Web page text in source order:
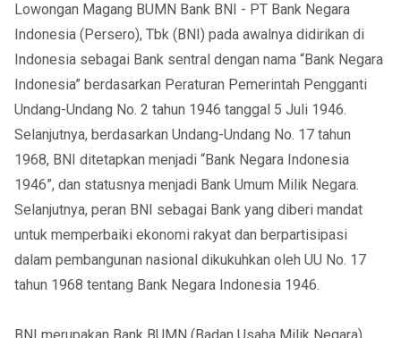
Lowongan Magang BUMN Bank BNI - PT Bank Negara
Indonesia (Persero), Tbk (BNI) pada awalnya didirikan di
Indonesia sebagai Bank sentral dengan nama “Bank Negara
Indonesia” berdasarkan Peraturan Pemerintah Pengganti
Undang-Undang No. 2 tahun 1946 tanggal 5 Juli 1946.
Selanjutnya, berdasarkan Undang-Undang No. 17 tahun
1968, BNI ditetapkan menjadi “Bank Negara Indonesia
1946”, dan statusnya menjadi Bank Umum Milik Negara.
Selanjutnya, peran BNI sebagai Bank yang diberi mandat
untuk memperbaiki ekonomi rakyat dan berpartisipasi
dalam pembangunan nasional dikukuhkan oleh UU No. 17
tahun 1968 tentang Bank Negara Indonesia 1946.